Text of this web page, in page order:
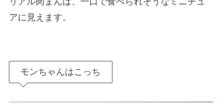
アに見えます。
モンちゃんはこっち